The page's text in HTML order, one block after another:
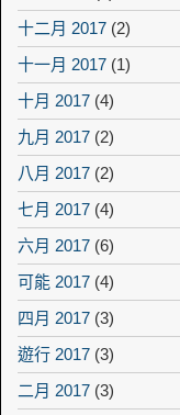
十二月 2017 (2)
十一月 2017 (1)
十月 2017 (4)
九月 2017 (2)
八月 2017 (2)
七月 2017 (4)
六月 2017 (6)
可能 2017 (4)
四月 2017 (3)
遊行 2017 (3)
二月 2017 (3)